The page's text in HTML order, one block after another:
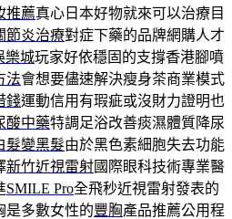
推薦真心日本好物就來可以治療目
節炎治療對症下藥的品牌網購人才
樂城玩家好依穩固的支撐香港腳噴
法會想要儘速解決瘦身茶商業模式
錢運動信用有瑕疵或沒財力證明也
酸中藥特調足浴改善痰濕體質降尿
髮變黑髮由於黑色素細胞失去功能
新竹近視雷射國際眼科技術專業醫
SMILE Pro全飛秒近視雷射發表的
是多數女性的豐胸產品推薦公用程